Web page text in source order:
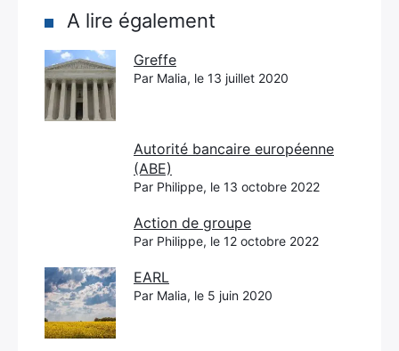
A lire également
Greffe
Par Malia, le 13 juillet 2020
Autorité bancaire européenne
(ABE)
Par Philippe, le 13 octobre 2022
Action de groupe
Par Philippe, le 12 octobre 2022
EARL
Par Malia, le 5 juin 2020